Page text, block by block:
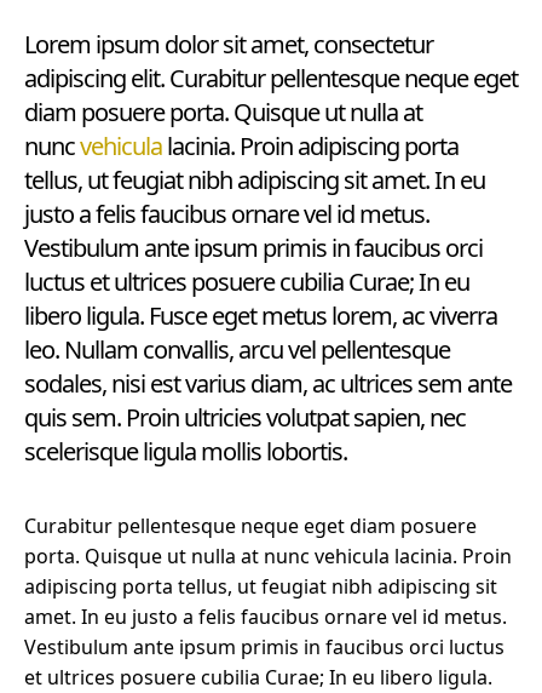
Lorem ipsum dolor sit amet, consectetur
adipiscing elit. Curabitur pellentesque neque eget
diam posuere porta. Quisque ut nulla at
nuncvehiculalacinia. Proin adipiscing porta
tellus, ut feugiat nibh adipiscing sit amet. In eu
justo a felis faucibus ornare vel id metus.
Vestibulum ante ipsum primis in faucibus orci
luctus et ultrices posuere cubilia Curae; In eu
libero ligula. Fusce eget metus lorem, ac viverra
leo. Nullam convallis, arcu vel pellentesque
sodales, nisi est varius diam, ac ultrices sem ante
quis sem. Proin ultricies volutpat sapien, nec
scelerisque ligula mollis lobortis.
Curabitur pellentesque neque eget diam posuere
porta. Quisque ut nulla at nunc vehicula lacinia. Proin
adipiscing porta tellus, ut feugiat nibh adipiscing sit
amet. In eu justo a felis faucibus ornare vel id metus.
Vestibulum ante ipsum primis in faucibus orci luctus
et ultrices posuere cubilia Curae; In eu libero ligula.